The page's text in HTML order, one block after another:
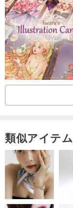
類似アイテム